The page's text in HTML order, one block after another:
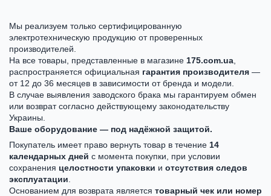
Мы реализуем только сертифицированную
электротехническую продукцию от проверенных
производителей.
На все товары, представленные в магазине 175.com.ua
распространяется официальная гарантия производителя —
от 12 до 36 месяцев в зависимости от бренда и модели.
В случае выявления заводского брака мы гарантируем обмен
или возврат согласно действующему законодательству
Украины.
Ваше оборудование — под надёжной защитой.
Покупатель имеет право вернуть товар в течение 14
календарных дней с момента покупки, при условии
сохранения целостности упаковки и отсутствия следов
эксплуатации
Основанием для возврата является товарный чек или номер